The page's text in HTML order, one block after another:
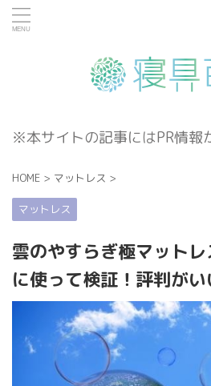
※本サイトの記事にはPR情報
HOME > マットレス >
マットレス
雲のやすらぎ極マット
に使って検証！評判が